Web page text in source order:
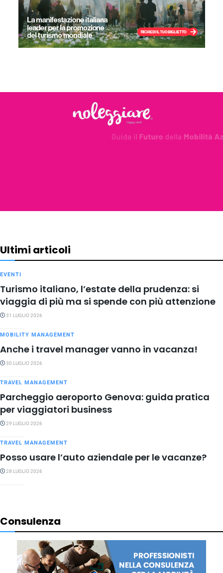
Ultimi articoli
EVENTI
Turismo italiano, l’estate della prudenza: si
viaggia di più ma si spende con più attenzione
31 LUGLIO 2026
MOBILITY MANAGEMENT
Anche i travel manager vanno in vacanza!
30 LUGLIO 2026
TRAVEL MANAGEMENT
Parcheggio aeroporto Genova: guida pratica
per viaggiatori business
29 LUGLIO 2026
TRAVEL MANAGEMENT
Posso usare l’auto aziendale per le vacanze?
28 LUGLIO 2026
Consulenza